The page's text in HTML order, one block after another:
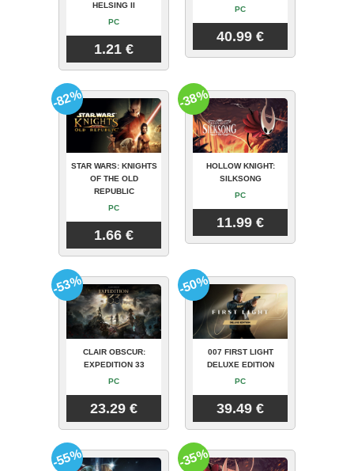
HELSING II
PC
1.21 €
PC
40.99 €
STAR WARS: KNIGHTS
OF THE OLD
REPUBLIC
PC
1.66 €
-82%
HOLLOW KNIGHT:
SILKSONG
PC
11.99 €
-38%
CLAIR OBSCUR:
EXPEDITION 33
PC
23.29 €
-53%
007 FIRST LIGHT
DELUXE EDITION
PC
39.49 €
-50%
-55% -35%